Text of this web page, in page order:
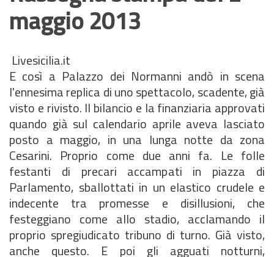
maggio 2013
Livesicilia.it
E così a Palazzo dei Normanni andò in scena
l'ennesima replica di uno spettacolo, scadente, già
visto e rivisto. Il bilancio e la finanziaria approvati
quando già sul calendario aprile aveva lasciato
posto a maggio, in una lunga notte da zona
Cesarini. Proprio come due anni fa. Le folle
festanti di precari accampati in piazza di
Parlamento, sballottati in un elastico crudele e
indecente tra promesse e disillusioni, che
festeggiano come allo stadio, acclamando il
proprio spregiudicato tribuno di turno. Già visto,
anche questo. E poi gli agguati notturni,